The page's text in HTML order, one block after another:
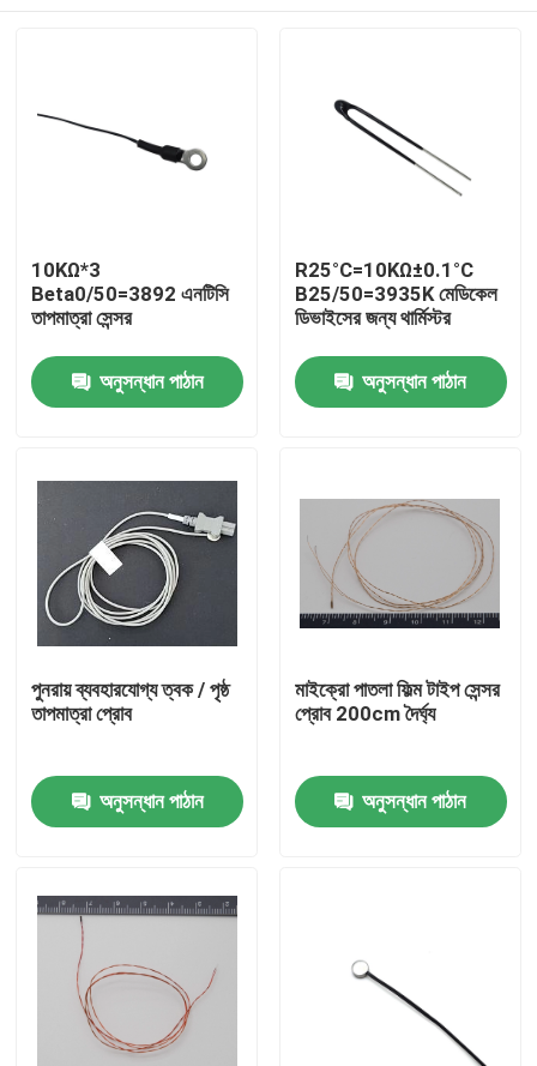
VR প্রদর্শন
আমাদের সম্পর্কে
যোগাযোগ করুন
মেডিকেল তাপমাত্রা সেন্সর
সারফেস মাউন্ট তাপমাত্রা সেন্সর
এনটিসি তাপমাত্রা সেন্সর
10KΩ*3
Beta0/50=3892 এনটিসি
তাপমাত্রা সেন্সর
অনুসন্ধান পাঠান
R25°C=10KΩ±0.1°C
B25/50=3935K মেডিকেল
ডিভাইসের জন্য থার্মিস্টর
অনুসন্ধান পাঠান
পুনরায় ব্যবহারযোগ্য ত্বক / পৃষ্ঠ
তাপমাত্রা প্রোব
অনুসন্ধান পাঠান
মাইক্রো পাতলা ফিল্ম টাইপ সেন্সর
প্রোব 200cm দৈর্ঘ্য
অনুসন্ধান পাঠান